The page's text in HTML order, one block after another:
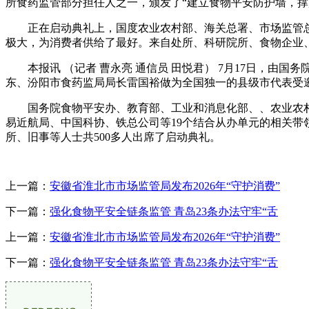
正在启动典礼上，国度农业农村部、海关总署、市场监管
极大，为消费者供给了最好。来自处所、科研院所、食物企
本报讯 （记者 曹永亮 通信员 田悦君） 7月17日，由国务
东、汾阳市食药监局局长雷国裕做为全国独一的县级市代表
国务院食物平安办、教育部、工业和消息化部、、农业农
易近航局、中国科协、铁总公司等19个结合从办单元的相关
所、旧事等人士共500多人出席了启动典礼。
上一篇： 安徽省淮北市市场监管局发布2026年“守护消费”
下一篇： 强化食物平安全链条监管 青岛23条办法守牢“舌
上一篇： 安徽省淮北市市场监管局发布2026年“守护消费”
下一篇： 强化食物平安全链条监管 青岛23条办法守牢“舌